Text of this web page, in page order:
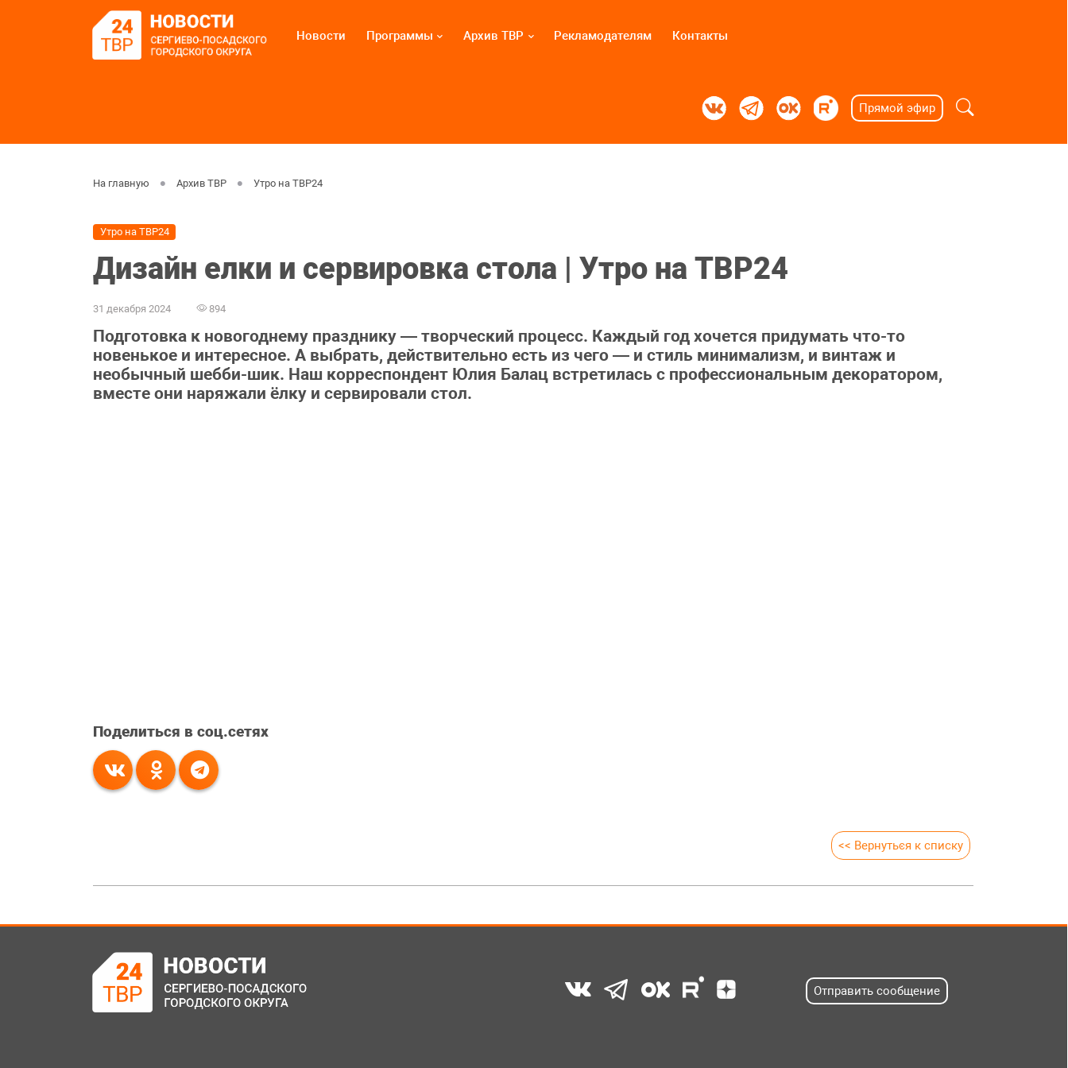
Новости Программы Архив ТВР Рекламодателям Контакты
Прямой эфир
На главную Архив ТВР Утро на ТВР24
Утро на ТВР24
Дизайн елки и сервировка стола | Утро на ТВР24
31 декабря 2024 894
Подготовка к новогоднему празднику — творческий процесс. Каждый год хочется придумать что-то
новенькое и интересное. А выбрать, действительно есть из чего — и стиль минимализм, и винтаж и
необычный шебби-шик. Наш корреспондент Юлия Балац встретилась с профессиональным декоратором,
вместе они наряжали ёлку и сервировали стол.
Поделиться в соц.сетях
<< Вернуться к списку
Отправить сообщение